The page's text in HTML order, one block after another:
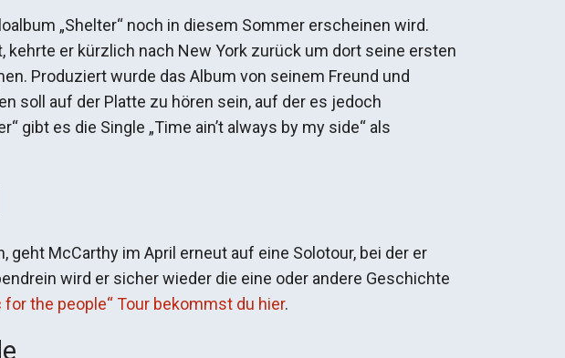
„Shelter“ noch in diesem Sommer erscheinen wird.
er kürzlich nach New York zurück um dort seine ersten
Produziert wurde das Album von seinem Freund und
soll auf der Platte zu hören sein, auf der es jedoch
es die Single „Time ain’t always by my side“ als
geht McCarthy im April erneut auf eine Solotour, bei der er
wird er sicher wieder die eine oder andere Geschichte
the people“ Tour bekommst du hier.